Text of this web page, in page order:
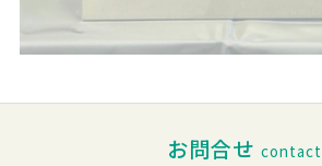
お問合せ contact